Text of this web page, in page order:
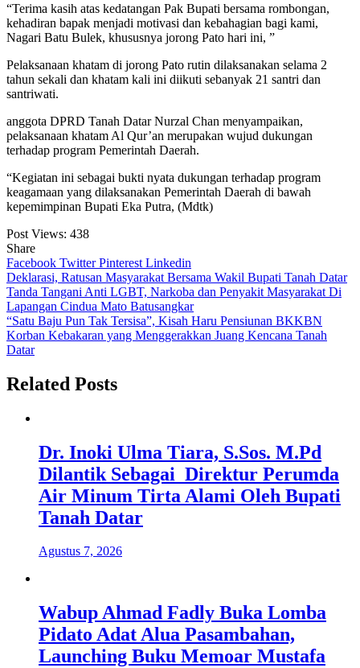
“Terima kasih atas kedatangan Pak Bupati bersama rombongan,
kehadiran bapak menjadi motivasi dan kebahagian bagi kami,
Nagari Batu Bulek, khususnya jorong Pato hari ini, ”
Pelaksanaan khatam di jorong Pato rutin dilaksanakan selama 2
tahun sekali dan khatam kali ini diikuti sebanyak 21 santri dan
santriwati.
anggota DPRD Tanah Datar Nurzal Chan menyampaikan,
pelaksanaan khatam Al Qur’an merupakan wujud dukungan
terhadap program Pemerintah Daerah.
“Kegiatan ini sebagai bukti nyata dukungan terhadap program
keagamaan yang dilaksanakan Pemerintah Daerah di bawah
kepemimpinan Bupati Eka Putra, (Mdtk)
Post Views: 438
Share
Facebook TwitterPinterest Linkedin
Navigasi
pos
Deklarasi, Ratusan Masyarakat Bersama Wakil Bupati Tanah Datar
Tanda Tangani Anti LGBT, Narkoba dan Penyakit Masyarakat Di
Lapangan Cindua Mato Batusangkar
“Satu Baju Pun Tak Tersisa”, Kisah Haru Pensiunan BKKBN
Korban Kebakaran yang Menggerakkan Juang Kencana Tanah
Datar
Related Posts
Dr. Inoki Ulma Tiara, S.Sos. M.Pd
Dilantik Sebagai Direktur Perumda
Air Minum Tirta Alami Oleh Bupati
Tanah Datar
Agustus 7, 2026
Wabup Ahmad Fadly Buka Lomba
Pidato Adat Alua Pasambahan,
Launching Buku Memoar Mustafa